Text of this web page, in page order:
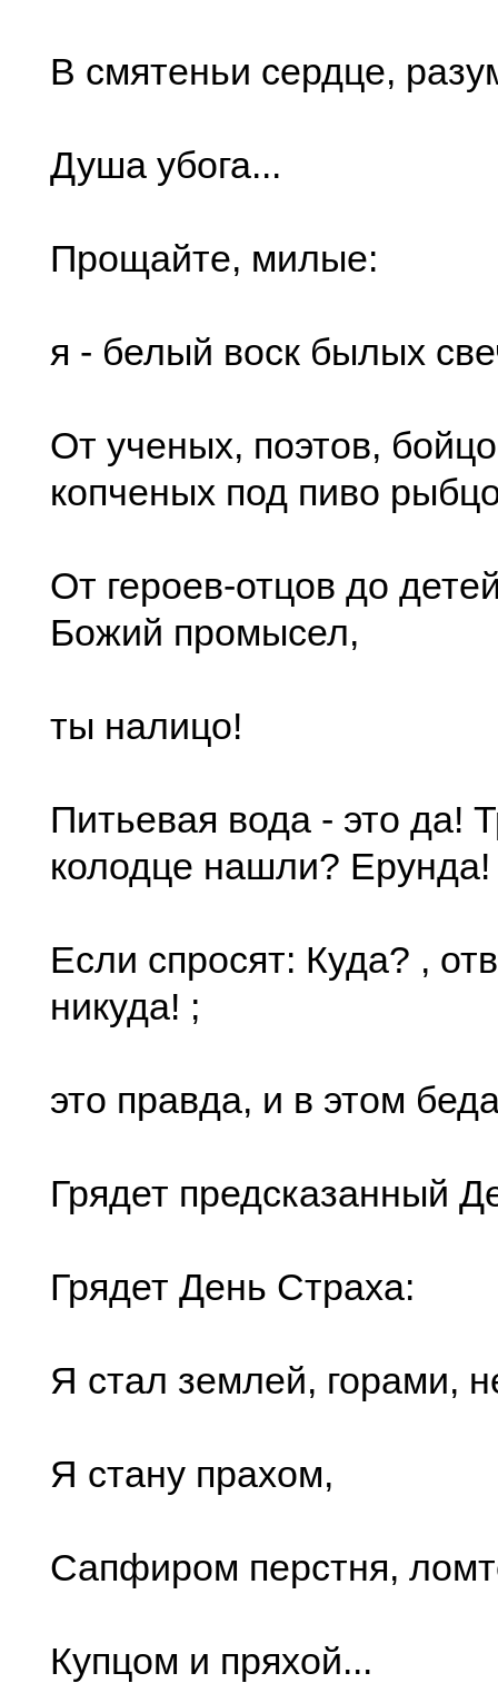
В смятеньи сердце,
Душа убога...
Прощайте, милые:
я - белый воск былых
От ученых, поэтов,
копченых под пиво
От героев-отцов до
Божий промысел,
ты налицо!
Питьевая вода - это да!
колодце нашли? Ерунда!
Если спросят: Куда? ,
никуда! ;
это правда, и в этом
Грядет предсказанный
Грядет День Страха:
Я стал землей, горами,
Я стану прахом,
Сапфиром перстня,
Купцом и пряхой...